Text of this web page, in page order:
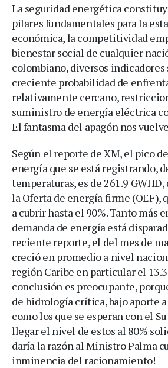
La seguridad energética
pilares fundamentales para la
económica, la competitividad
bienestar social de cualquier
colombiano, diversos
creciente probabilidad de
relativamente cercano,
suministro de energía eléctrica
El fantasma del apagón nos
Según el reporte de XM, el pico
energía que se está registrando,
temperaturas, es de 261.9
la Oferta de energía firme (OEF),
a cubrir hasta el 90%. Tanto más
demanda de energía está
reciente reporte, el del mes de
creció en promedio a nivel
región Caribe en particular el
conclusión es preocupante,
de hidrología crítica, bajo aporte
como los que se esperan con el
llegar el nivel de estos al 80%
daría la razón al Ministro Palma
inminencia del racionamiento!